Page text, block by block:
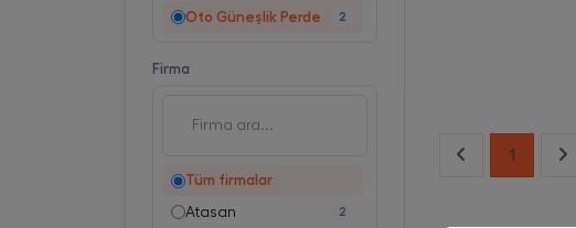
Oto Güneşlik Perde 2
Firma
Tüm firmalar
Atasan 2
1